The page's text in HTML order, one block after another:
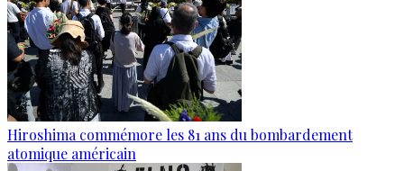
Hiroshima commémore les 81 ans du bombardement
atomique américain